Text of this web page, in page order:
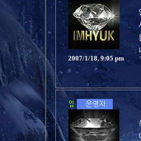
2007/1/18, 9:05 pm